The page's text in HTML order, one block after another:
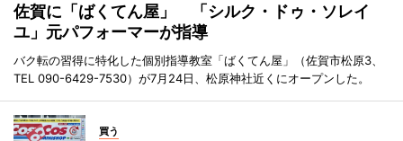
佐賀に「ばくてん屋」 「シルク・ドゥ・ソレイ
ユ」元パフォーマーが指導
バク転の習得に特化した個別指導教室「ばくてん屋」（佐賀市松原3、
TEL 090-6429-7530）が7月24日、松原神社近くにオープンした。
買う